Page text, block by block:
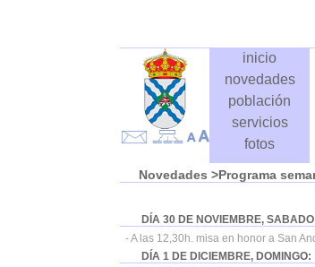
inicio
novedades
población
servicios
fotos
Novedades >Programa
DÍA 30 DE NOVIEMBRE,
- A las 12,30h. misa en honor a San
DÍA 1 DE DICIEMBRE, DOMINGO: